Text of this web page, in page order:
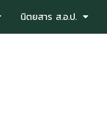
นิตยสาร ส.อ.ป.